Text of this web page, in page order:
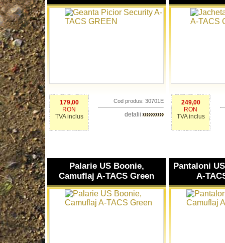
179,00
RON
TVA inclus
Cod produs: 30701E
detalii
249,00
RON
TVA inclus
Palarie US Boonie,
Camuflaj A-TACS Green
Pantaloni
A-